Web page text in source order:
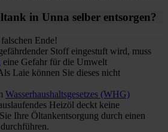
in Unna selber entsorgen?
Ende!
Stoff eingestuft wird, muss
eine Gefahr für die Umwelt
Laie können Sie dieses nicht
Wasserhaushaltsgesetzes (WHG)
Heizöl deckt keine
Ihre Öltankentsorgung durch einen